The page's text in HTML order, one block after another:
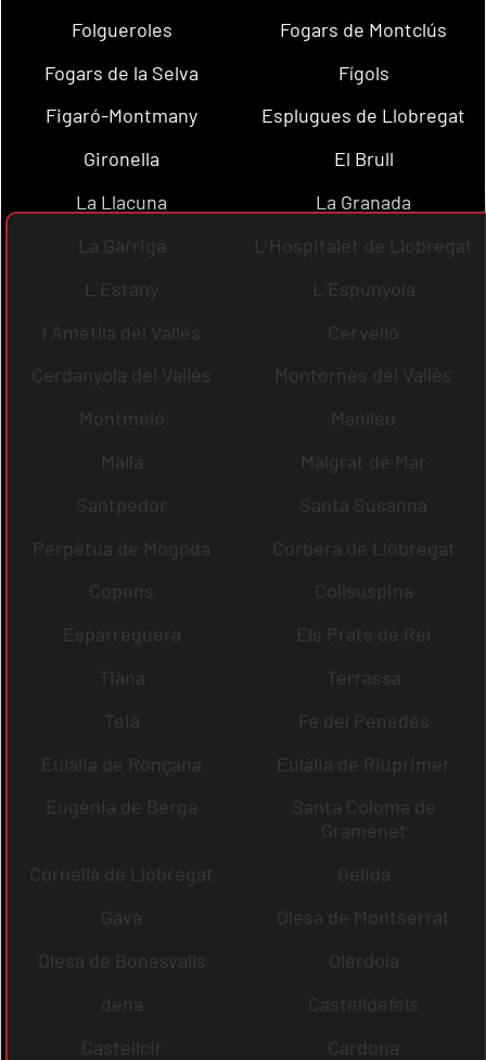
Folgueroles
Fogars de Montclús
Fogars de la Selva
Fígols
Figaró-Montmany
Esplugues de Llobregat
Gironella
El Brull
La Llacuna
La Granada
La Garriga
L´Hospitalet de Llobregat
L´Estany
L´Espunyola
l´Ametlla del Vallès
Cervelló
Cerdanyola del Vallès
Montornès del Vallès
Montmeló
Manlleu
Malla
Malgrat de Mar
Santpedor
Santa Susanna
Perpètua de Mogoda
Corbera de Llobregat
Copons
Collsuspina
Esparreguera
Els Prats de Rei
Tiana
Terrassa
Teià
Fe del Penedès
Eulàlia de Ronçana
Eulàlia de Riuprimer
Eugènia de Berga
Santa Coloma de
Gramenet
Cornellà de Llobregat
Gelida
Gavà
Olesa de Montserrat
Olesa de Bonesvalls
Olèrdola
dena
Castelldefels
Castellcir
Cardona